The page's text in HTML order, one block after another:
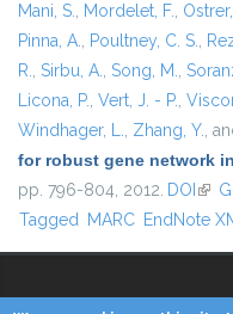
Mani, S., Mordelet, F.,
Pinna, A., Poultney, C. S.,
R., Sirbu, A., Song, M.,
Licona, P., Vert, J. - P.,
Windhager, L., Zhang, Y.,
for robust gene network
pp. 796-804, 2012. DOI (link
Tagged MARC EndNote